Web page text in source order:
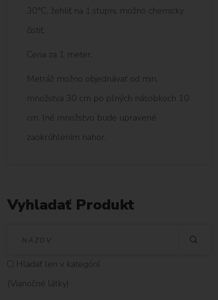
30°C, žehliť na 1.stupni, možno chemicky
čistiť.
Cena za 1 meter.
Metráž možno objednávať od min.
množstva 30 cm po plných násobkoch 10
cm. Iné množstvo bude upravené
zaokrúhlením nahor.
Vyhladať Produkt
Hladať len v kategórií
(Vianočné látky)